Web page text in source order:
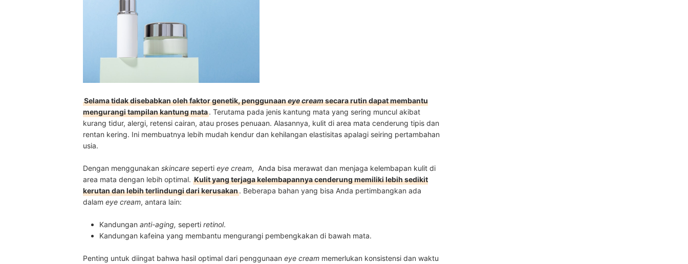
Selama tidak disebabkan oleh faktor genetik, penggunaaneye creamsecara rutin dapat membantu
mengurangi tampilan kantung mata. Terutama pada jenis kantung mata yang sering muncul akibat
kurang tidur, alergi, retensi cairan, atau proses penuaan. Alasannya, kulit di area mata cenderung tipis dan
rentan kering. Ini membuatnya lebih mudah kendur dan kehilangan elastisitas apalagi seiring pertambahan
usia.
Dengan menggunakan skincare seperti eye cream, Anda bisa merawat dan menjaga kelembapan kulit di
area mata dengan lebih optimal. Kulit yang terjaga kelembapannya cenderung memiliki lebih sedikit
kerutan dan lebih terlindungi dari kerusakan. Beberapa bahan yang bisa Anda pertimbangkan ada
dalam eye cream, antara lain:
Kandungan anti-aging, seperti retinol.
Kandungan kafeina yang membantu mengurangi pembengkakan di bawah mata.
Penting untuk diingat bahwa hasil optimal dari penggunaan eye cream memerlukan konsistensi dan waktu